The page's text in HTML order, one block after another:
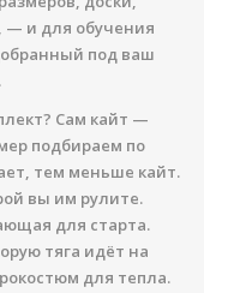
— и для обучения
под ваш
Сам кайт —
подбираем по
тем меньше кайт.
вы им рулите.
для старта.
тяга идёт на
для тепла.